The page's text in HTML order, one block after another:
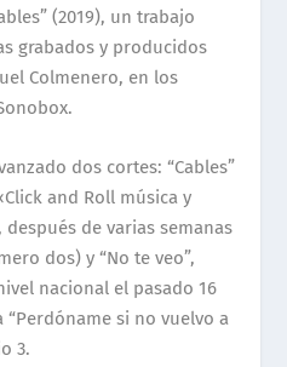
(2019), un trabajo
grabados y producidos
Colmenero, en los
dos cortes: “Cables”
and Roll música y
de varias semanas
dos) y “No te veo”,
nacional el pasado 16
si no vuelvo a
3.